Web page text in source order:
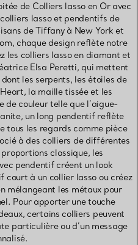
de Colliers lasso en Or avec
lasso et pendentifs de
de Tiffany à New York et
chaque design reflète notre
les colliers lasso en diamant et
Elsa Peretti, qui mettent
les serpents, les étoiles de
la maille tissée et les
de couleur telle que l’aigue-
un long pendentif reflète
tous les regards comme pièce
à des colliers de différentes
classique, les
pendentif créent un look
court à un collier lasso ou créez
mélangeant les métaux pour
Pour apporter une touche
certains colliers peuvent
particulière ou d’un message